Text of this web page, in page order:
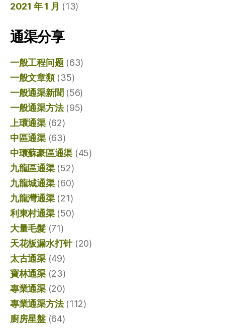
2021 年 1 月 (13)
通渠分享
一般工程问题(63)
一般文章類(35)
一般通渠新聞 (56)
一般通渠方法(95)
上環通渠(62)
中區通渠(63)
中環蘇豪區通渠 (45)
九龍區通渠(52)
九龍城通渠(60)
九龍灣通渠(21)
利東村通渠(50)
大量毛髮(71)
天花板漏水打针(20)
太古通渠(49)
寶林通渠(23)
專業通渠(20)
專業通渠方法(112)
廚房星盤(64)